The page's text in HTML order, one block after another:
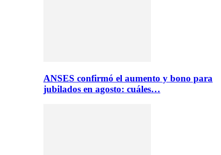
ANSES confirmó el aumento y bono para
jubilados en agosto: cuáles…